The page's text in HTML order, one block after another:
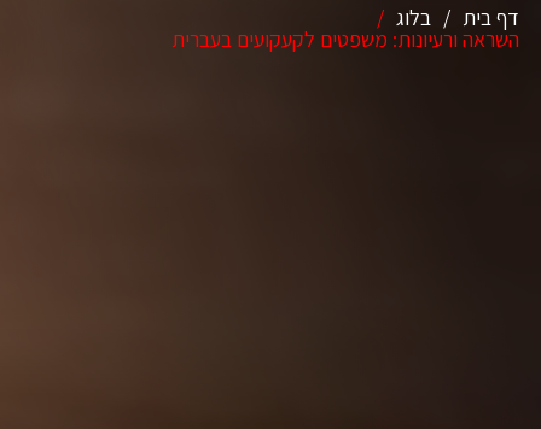
דף בית / בלוג /
השראה ורעיונות: משפטים לקעקועים בעברית